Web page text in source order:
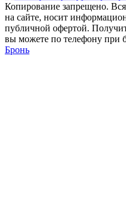
Копирование запрещено.
на сайте, носит
публичной офертой.
вы можете по телефону при
Бронь